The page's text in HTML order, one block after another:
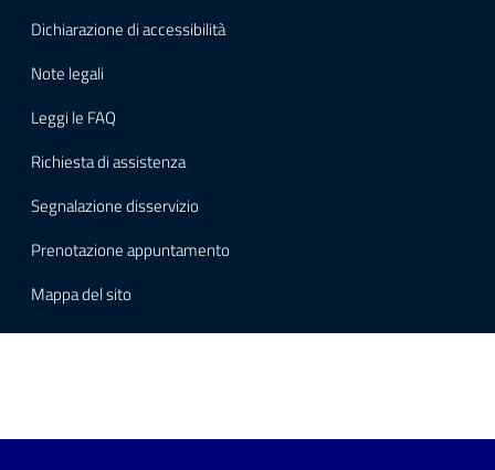
Dichiarazione di accessibilità
Note legali
Leggi le FAQ
Richiesta di assistenza
Segnalazione disservizio
Prenotazione appuntamento
Mappa del sito